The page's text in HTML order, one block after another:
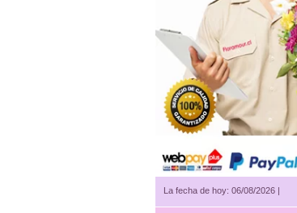
La fecha de hoy: 06/08/2026 |